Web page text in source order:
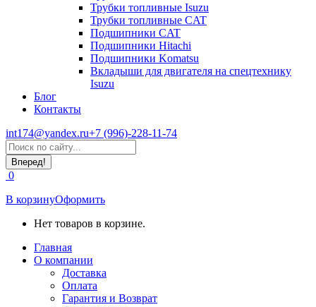
Трубки топливные Isuzu
Трубки топливные CAT
Подшипники CAT
Подшипники Hitachi
Подшипники Komatsu
Вкладыши для двигателя на спецтехнику
Isuzu
Блог
Контакты
int174@yandex.ru+7 (996)-228-11-74
Страница
WhatsApp
открывается
в
новом
окне
Поиск:
0
В корзинуОформить
Нет товаров в корзине.
Главная
О компании
Доставка
Оплата
Гарантия и Возврат